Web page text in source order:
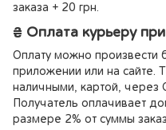
заказа + 20 грн.
₴ Оплата курьеру
Оплату можно произвести
приложении или на сайте.
наличными, картой, через
Получатель оплачивает
размере 2% от суммы